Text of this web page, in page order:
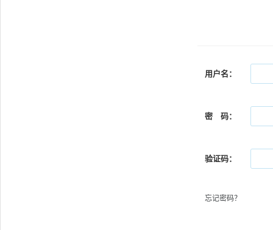
用户名：
密 码：
验证码：
忘记密码？